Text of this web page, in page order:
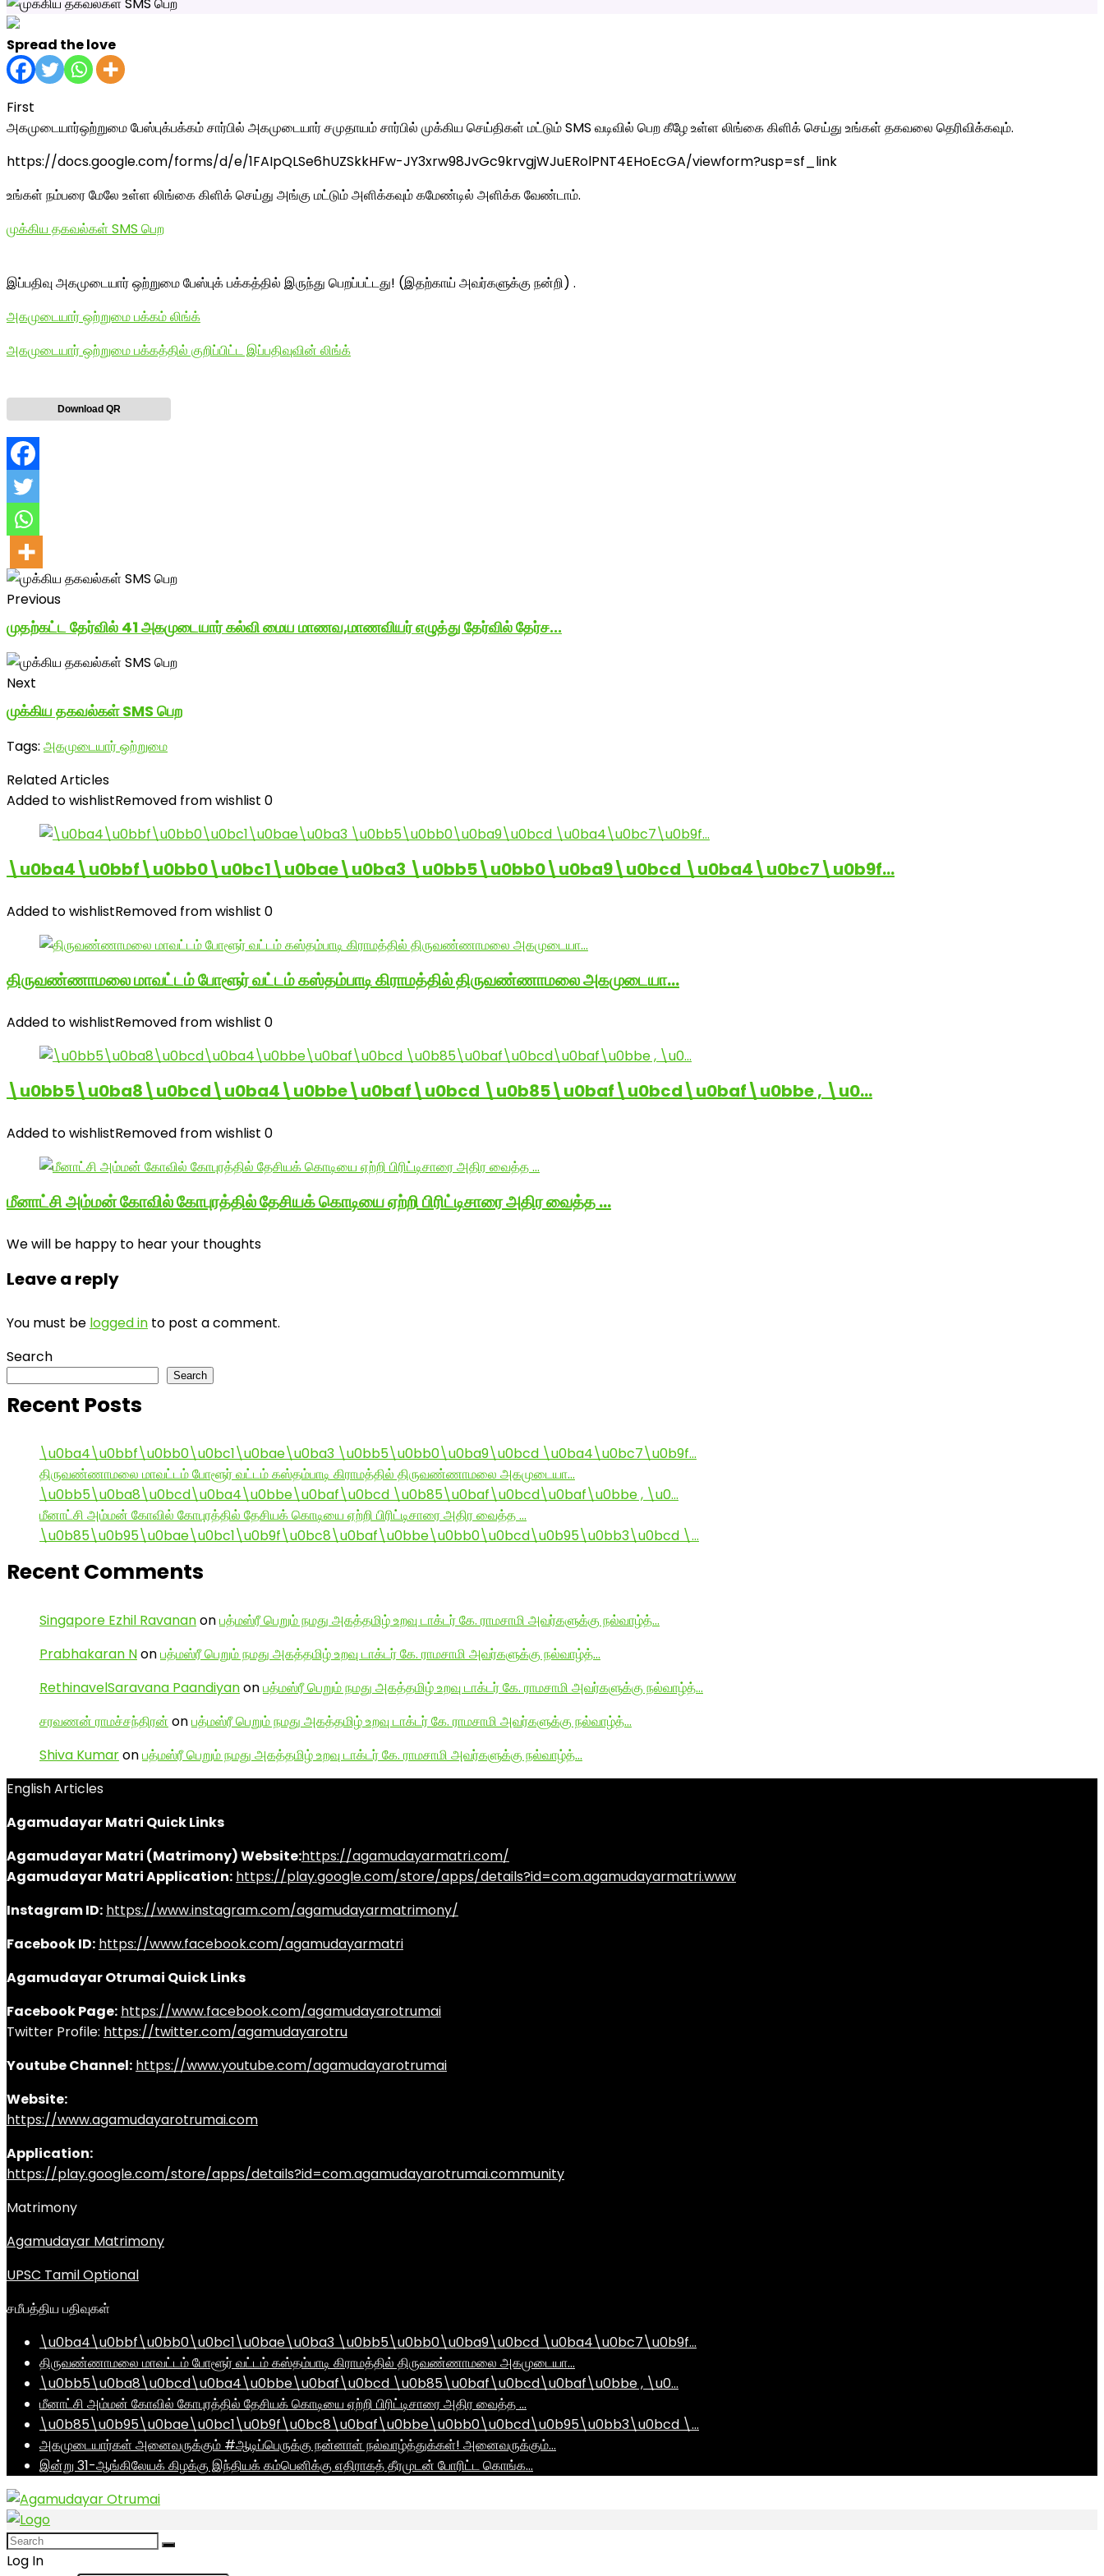
Spread the love
First
அகமுடையார்ஒற்றுமை பேஸ்புக்பக்கம் சார்பில் அகமுடையார் சமுதாயம் சார்பில் முக்கிய செய்திகள் மட்டும் SMS வடிவில் பெற கீழே உள்ள லிங்கை கிளிக் செய்து உங்கள் தகவலை தெரிவிக்கவும்.
https://docs.google.com/forms/d/e/1FAIpQLSe6hUZSkkHFw-JY3xrw98JvGc9krvgjWJuERolPNT4EHoEcGA/viewform?usp=sf_link
உங்கள் நம்பரை மேலே உள்ள லிங்கை கிளிக் செய்து அங்கு மட்டும் அளிக்கவும் கமேண்டில் அளிக்க வேண்டாம்.
முக்கிய தகவல்கள் SMS பெற
இப்பதிவு அகமுடையார் ஒற்றுமை பேஸ்புக் பக்கத்தில் இருந்து பெறப்பட்டது! (இதற்காய் அவர்களுக்கு நன்றி) .
அகமுடையார் ஒற்றுமை பக்கம் லிங்க்
அகமுடையார் ஒற்றுமை பக்கத்தில் குறிப்பிட்ட இப்பதிவுவின் லிங்க்
Download QR
Previous
முதற்கட்ட தேர்வில் 41 அகமுடையார் கல்வி மைய மாணவ,மாணவியர் எழுத்து தேர்வில் தேர்ச...
Next
முக்கிய தகவல்கள் SMS பெற
Tags: அகமுடையார் ஒற்றுமை
Related Articles
Added to wishlistRemoved from wishlist 0
\u0ba4\u0bbf\u0bb0\u0bc1\u0bae\u0ba3 \u0bb5\u0bb0\u0ba9\u0bcd \u0ba4\u0bc7\u0b9f…
Added to wishlistRemoved from wishlist 0
திருவண்ணாமலை மாவட்டம் போளூர் வட்டம் கஸ்தம்பாடி கிராமத்தில் திருவண்ணாமலை அகமுடையா…
Added to wishlistRemoved from wishlist 0
\u0bb5\u0ba8\u0bcd\u0ba4\u0bbe\u0baf\u0bcd \u0b85\u0baf\u0bcd\u0baf\u0bbe , \u0…
Added to wishlistRemoved from wishlist 0
மீனாட்சி அம்மன் கோவில் கோபுரத்தில் தேசியக் கொடியை ஏற்றி பிரிட்டிசாரை அதிர வைத்த …
We will be happy to hear your thoughts
Leave a reply
You must be logged in to post a comment.
Search
Search
Recent Posts
\u0ba4\u0bbf\u0bb0\u0bc1\u0bae\u0ba3 \u0bb5\u0bb0\u0ba9\u0bcd \u0ba4\u0bc7\u0b9f…
திருவண்ணாமலை மாவட்டம் போளூர் வட்டம் கஸ்தம்பாடி கிராமத்தில் திருவண்ணாமலை அகமுடையா…
\u0bb5\u0ba8\u0bcd\u0ba4\u0bbe\u0baf\u0bcd \u0b85\u0baf\u0bcd\u0baf\u0bbe , \u0…
மீனாட்சி அம்மன் கோவில் கோபுரத்தில் தேசியக் கொடியை ஏற்றி பிரிட்டிசாரை அதிர வைத்த …
\u0b85\u0b95\u0bae\u0bc1\u0b9f\u0bc8\u0baf\u0bbe\u0bb0\u0bcd\u0b95\u0bb3\u0bcd \…
Recent Comments
Singapore Ezhil Ravananonபத்மஸ்ரீ பெறும் நமது அகத்தமிழ் உறவு டாக்டர் கே. ராமசாமி அவர்களுக்கு நல்வாழ்த்…
Prabhakaran Nonபத்மஸ்ரீ பெறும் நமது அகத்தமிழ் உறவு டாக்டர் கே. ராமசாமி அவர்களுக்கு நல்வாழ்த்…
RethinavelSaravana Paandiyanonபத்மஸ்ரீ பெறும் நமது அகத்தமிழ் உறவு டாக்டர் கே. ராமசாமி அவர்களுக்கு நல்வாழ்த்…
சரவணன் ராமச்சந்திரன் onபத்மஸ்ரீ பெறும் நமது அகத்தமிழ் உறவு டாக்டர் கே. ராமசாமி அவர்களுக்கு நல்வாழ்த்…
Shiva Kumaronபத்மஸ்ரீ பெறும் நமது அகத்தமிழ் உறவு டாக்டர் கே. ராமசாமி அவர்களுக்கு நல்வாழ்த்…
English Articles
Agamudayar Matri Quick Links
Agamudayar Matri (Matrimony) Website:https://agamudayarmatri.com/
Agamudayar Matri Application: https://play.google.com/store/apps/details?id=com.agamudayarmatri.www
Instagram ID: https://www.instagram.com/agamudayarmatrimony/
Facebook ID: https://www.facebook.com/agamudayarmatri
Agamudayar Otrumai Quick Links
Facebook Page: https://www.facebook.com/agamudayarotrumai
Twitter Profile: https://twitter.com/agamudayarotru
Youtube Channel: https://www.youtube.com/agamudayarotrumai
Website:
https://www.agamudayarotrumai.com
Application:
https://play.google.com/store/apps/details?id=com.agamudayarotrumai.community
Matrimony
Agamudayar Matrimony
UPSC Tamil Optional
சமீபத்திய பதிவுகள்
\u0ba4\u0bbf\u0bb0\u0bc1\u0bae\u0ba3 \u0bb5\u0bb0\u0ba9\u0bcd \u0ba4\u0bc7\u0b9f…
திருவண்ணாமலை மாவட்டம் போளூர் வட்டம் கஸ்தம்பாடி கிராமத்தில் திருவண்ணாமலை அகமுடையா…
\u0bb5\u0ba8\u0bcd\u0ba4\u0bbe\u0baf\u0bcd \u0b85\u0baf\u0bcd\u0baf\u0bbe , \u0…
மீனாட்சி அம்மன் கோவில் கோபுரத்தில் தேசியக் கொடியை ஏற்றி பிரிட்டிசாரை அதிர வைத்த …
\u0b85\u0b95\u0bae\u0bc1\u0b9f\u0bc8\u0baf\u0bbe\u0bb0\u0bcd\u0b95\u0bb3\u0bcd \…
அகமுடையார்கள் அனைவருக்கும் #ஆடிப்பெருக்கு நன்னாள் நல்வாழ்த்துக்கள்! அனைவருக்கும்…
இன்று 31-ஆங்கிலேயக் கிழக்கு இந்தியக் கம்பெனிக்கு எதிராகத் தீரமுடன் போரிட்ட கொங்க…
Log In